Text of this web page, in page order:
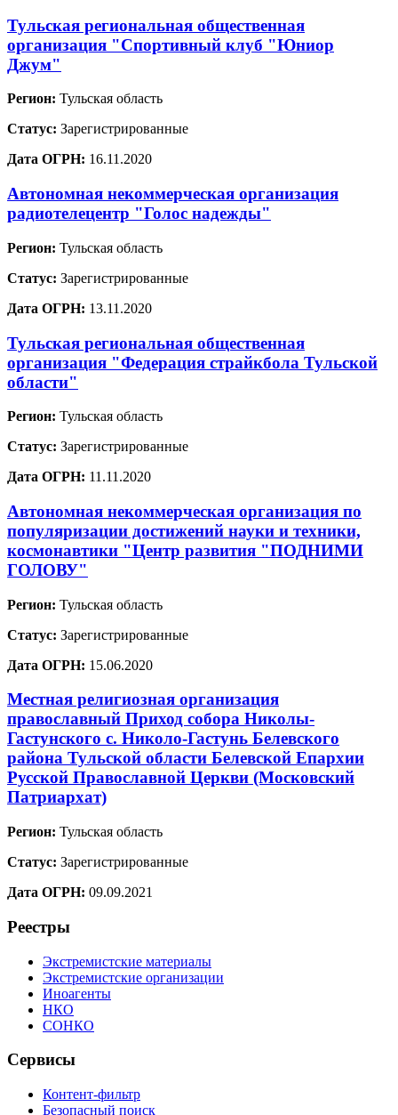
Тульская региональная общественная
организация "Спортивный клуб "Юниор
Джум"
Регион: Тульская область
Статус: Зарегистрированные
Дата ОГРН: 16.11.2020
Автономная некоммерческая организация
радиотелецентр "Голос надежды"
Регион: Тульская область
Статус: Зарегистрированные
Дата ОГРН: 13.11.2020
Тульская региональная общественная
организация "Федерация страйкбола Тульской
области"
Регион: Тульская область
Статус: Зарегистрированные
Дата ОГРН: 11.11.2020
Автономная некоммерческая организация по
популяризации достижений науки и техники,
космонавтики "Центр развития "ПОДНИМИ
ГОЛОВУ"
Регион: Тульская область
Статус: Зарегистрированные
Дата ОГРН: 15.06.2020
Местная религиозная организация
православный Приход собора Николы-
Гастунского с. Николо-Гастунь Белевского
района Тульской области Белевской Епархии
Русской Православной Церкви (Московский
Патриархат)
Регион: Тульская область
Статус: Зарегистрированные
Дата ОГРН: 09.09.2021
Реестры
Экстремистские материалы
Экстремистские организации
Иноагенты
НКО
СОНКО
Сервисы
Контент-фильтр
Безопасный поиск